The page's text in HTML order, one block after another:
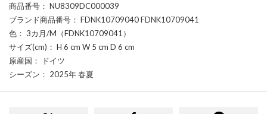
商品番号 ： NU8309DC000039
ブランド商品番号 ： FDNK10709040 FDNK10709041
色 ： 3カ月/M（FDNK10709041）
サイズ(cm) ： H 6 cm W 5 cm D 6 cm
原産国 ： ドイツ
シーズン ： 2025年 春夏